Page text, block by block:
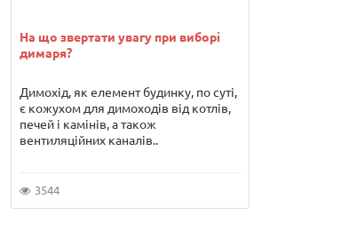
На що звертати увагу при виборі
димаря?
Димохід, як елемент будинку, по суті,
є кожухом для димоходів від котлів,
печей і камінів, а також
вентиляційних каналів..
3544